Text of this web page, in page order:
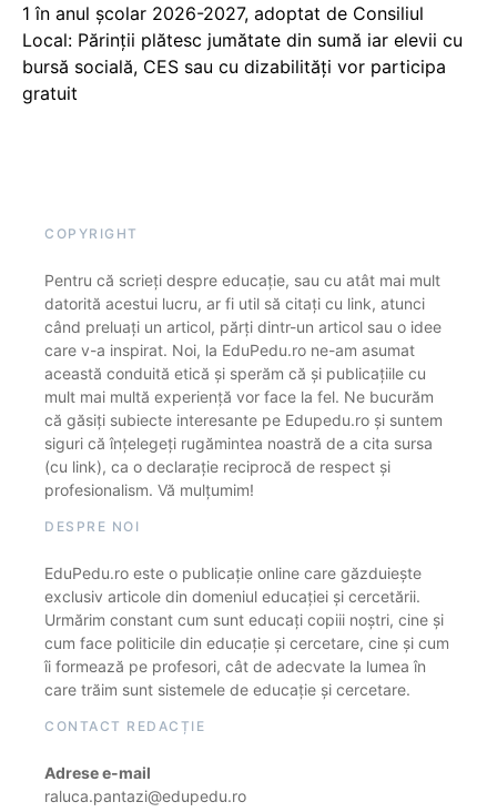
1 în anul școlar 2026-2027, adoptat de Consiliul
Local: Părinții plătesc jumătate din sumă iar elevii cu
bursă socială, CES sau cu dizabilităţi vor participa
gratuit
COPYRIGHT
Pentru că scrieți despre educație, sau cu atât mai mult
datorită acestui lucru, ar fi util să citați cu link, atunci
când preluați un articol, părți dintr-un articol sau o idee
care v-a inspirat. Noi, la EduPedu.ro ne-am asumat
această conduită etică și sperăm că și publicațiile cu
mult mai multă experiență vor face la fel. Ne bucurăm
că găsiți subiecte interesante pe Edupedu.ro și suntem
siguri că înțelegeți rugămintea noastră de a cita sursa
(cu link), ca o declarație reciprocă de respect și
profesionalism. Vă mulțumim!
DESPRE NOI
EduPedu.ro este o publicație online care găzduiește
exclusiv articole din domeniul educației și cercetării.
Urmărim constant cum sunt educați copiii noștri, cine și
cum face politicile din educație și cercetare, cine și cum
îi formează pe profesori, cât de adecvate la lumea în
care trăim sunt sistemele de educație și cercetare.
CONTACT REDACȚIE
Adrese e-mail
raluca.pantazi@edupedu.ro